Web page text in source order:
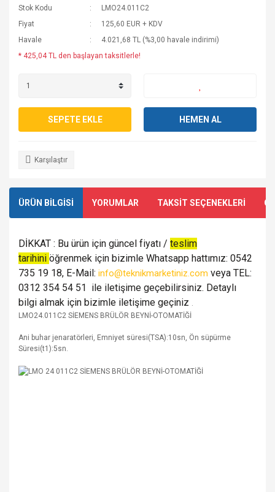
Stok Kodu
LMO24.011C2
Fiyat
125,60 EUR + KDV
Havale
4.021,68 TL (%3,00 havale indirimi)
* 425,04 TL den başlayan taksitlerle!
SEPETE EKLE HEMEN AL
Karşılaştır
ÜRÜN BİLGİSİ YORUMLAR TAKSİT SEÇENEKLERİ
DİKKAT : Bu ürün için güncel fiyatı / teslim
tarihini öğrenmek için bizimle Whatsapp hattımız: 0542
735 19 18, E-Mail: info@teknikmarketiniz.com veya TEL:
0312 354 54 51 ile iletişime geçebilirsiniz. Detaylı
bilgi almak için bizimle iletişime geçiniz .
LMO24.011C2 SİEMENS BRÜLÖR BEYNİ-OTOMATİĞİ
Ani buhar jenaratörleri, Emniyet süresi(TSA):10sn, Ön süpürme
Süresi(t1):5sn.